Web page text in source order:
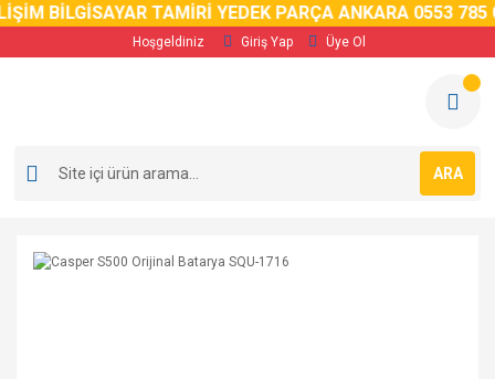
BİLGİSAYAR TAMİRİ YEDEK PARÇA ANKARA 0553 785 02
Hoşgeldiniz Giriş Yap Üye Ol
ARA